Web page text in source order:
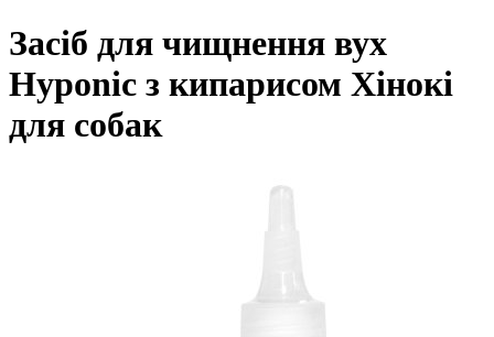
Засіб для чищнення вух
Hyponic з кипарисом Хінокі
для собак